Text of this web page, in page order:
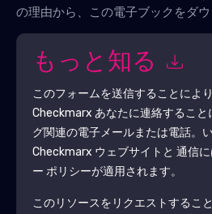
の理由から、この電子ブックをダ
もっと知る
このフォームを送信することによ
Checkmarx あなたに連絡すること
グ関連の電子メールまたは電話。
Checkmarx ウェブサイトと 通信
ー ポリシーが適用されます。
このリソースをリクエストするこ